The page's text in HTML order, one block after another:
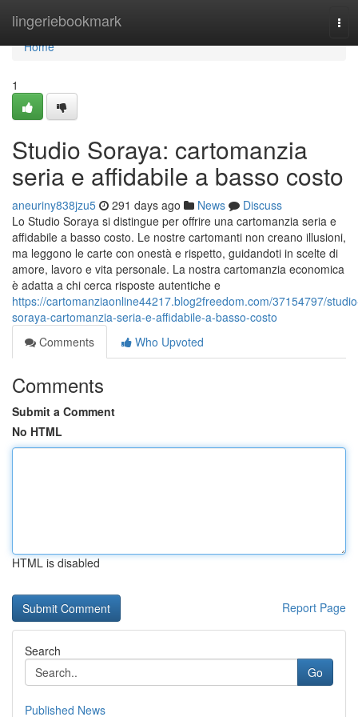
lingeriebookmark
Home
Home
1
Studio Soraya: cartomanzia
seria e affidabile a basso costo
aneuriny838jzu5 291 days ago News
Discuss
Lo Studio Soraya si distingue per offrire una cartomanzia seria e
affidabile a basso costo. Le nostre cartomanti non creano illusioni,
ma leggono le carte con onestà e rispetto, guidandoti in scelte di
amore, lavoro e vita personale. La nostra cartomanzia economica
è adatta a chi cerca risposte autentiche e
https://cartomanziaonline44217.blog2freedom.com/37154797/
soraya-cartomanzia-seria-e-affidabile-a-basso-costo
Comments
Who Upvoted
Comments
Submit a Comment
No HTML
HTML is disabled
Report Page
Search
Go
Published News